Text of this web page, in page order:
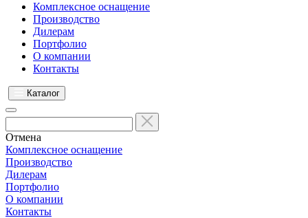
Комплексное оснащение
Производство
Дилерам
Портфолио
О компании
Контакты
Каталог
Отмена
Комплексное оснащение
Производство
Дилерам
Портфолио
О компании
Контакты